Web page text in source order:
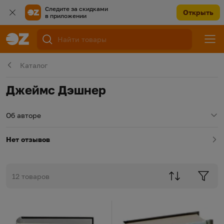
Следите за скидками
в приложении
Открыть
Каталог
Джеймс Дэшнер
Об авторе
Нет отзывов
12 товаров